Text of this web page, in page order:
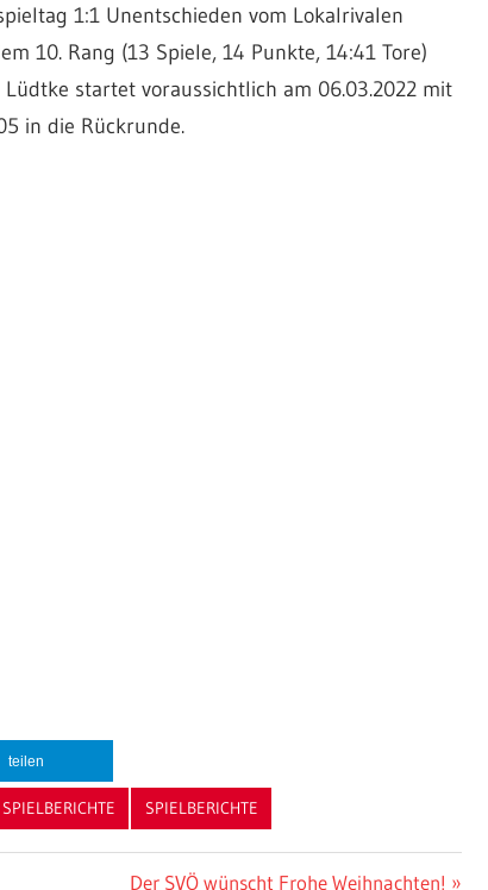
1:1 Unentschieden vom Lokalrivalen
10. Rang (13 Spiele, 14 Punkte, 14:41 Tore)
startet voraussichtlich am 06.03.2022 mit
in die Rückrunde.
teilen
SPIELBERICHTE SPIELBERICHTE
Nächster
Der SVÖ wünscht Frohe Weihnachten!